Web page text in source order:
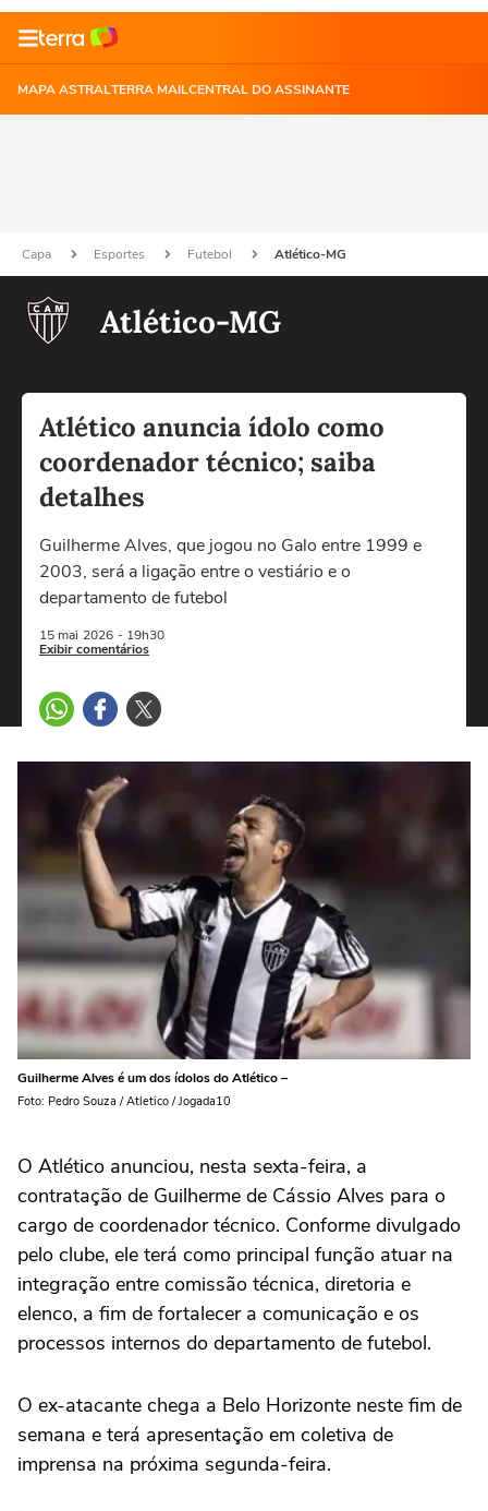
MAPA ASTRALTERRA MAILCENTRAL DO ASSINANTE
Capa Esportes Futebol Atlético-MG
Atlético-MG
Atlético anuncia ídolo como
coordenador técnico; saiba
detalhes
Guilherme Alves, que jogou no Galo entre 1999 e
2003, será a ligação entre o vestiário e o
departamento de futebol
15 mai 2026 - 19h30
Exibir comentários
Guilherme Alves é um dos ídolos do Atlético –
Foto: Pedro Souza / Atletico / Jogada10
O Atlético anunciou, nesta sexta-feira, a
contratação de Guilherme de Cássio Alves para o
cargo de coordenador técnico. Conforme divulgado
pelo clube, ele terá como principal função atuar na
integração entre comissão técnica, diretoria e
elenco, a fim de fortalecer a comunicação e os
processos internos do departamento de futebol.
O ex-atacante chega a Belo Horizonte neste fim de
semana e terá apresentação em coletiva de
imprensa na próxima segunda-feira.